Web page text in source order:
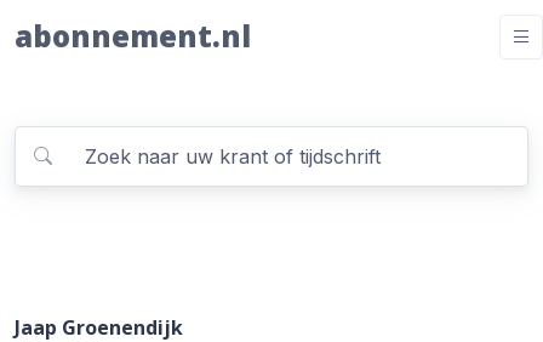
abonnement.nl
Jaap Groenendijk